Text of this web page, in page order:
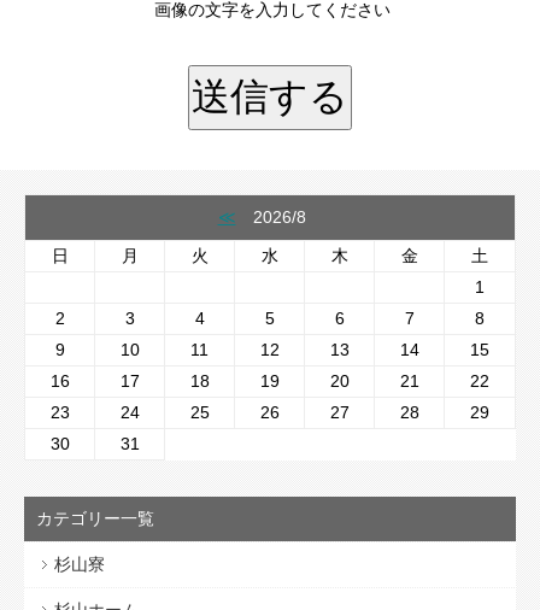
画像の文字を入力してください
≪ 2026/8
日
月 火 水 木 金
土
1
2
3 4 5 6 7
8
9
10 11 12 13 14
15
16
17 18 19 20 21
22
23
24 25 26 27 28
29
30
31
カテゴリー一覧
杉山寮